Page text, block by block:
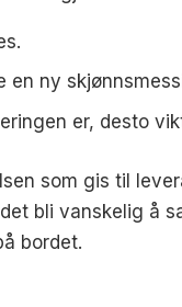
en ny
er, desto
som gis til
bli vanskelig å
bordet.